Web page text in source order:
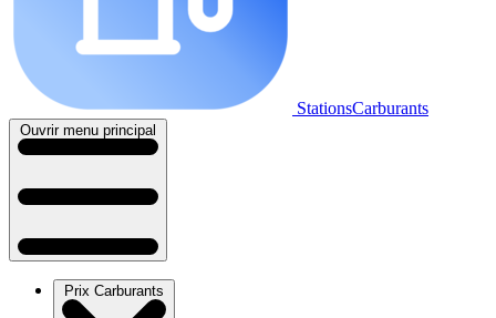
StationsCarburants
Ouvrir menu principal
Prix Carburants